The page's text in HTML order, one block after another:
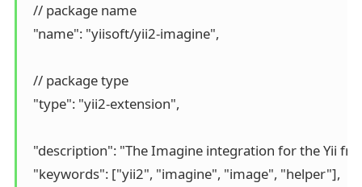
  // package name
  "name": "yiisoft/yii2-imagine",
  // package type
  "type": "yii2-extension",
"description": "The Imagine integration for the Yii
  "keywords": ["yii2", "imagine", "image", "helper"],